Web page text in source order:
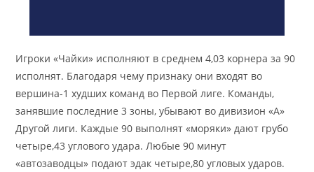
Игроки «Чайки» исполняют в среднем 4,03 корнера за 90
исполнят. Благодаря чему признаку они входят во
вершина-1 худших команд во Первой лиге. Команды,
занявшие последние 3 зоны, убывают во дивизион «А»
Другой лиги. Каждые 90 выполнят «моряки» дают грубо
четыре,43 углового удара. Любые 90 минут
«автозаводцы» подают эдак четыре,80 угловых ударов.